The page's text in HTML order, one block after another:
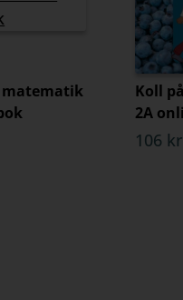
matematik
Koll
2A
106 kr